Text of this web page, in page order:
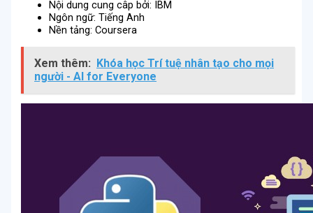
Nội dung cung câp bởi: IBM
Ngôn ngữ: Tiếng Anh
Nền tảng: Coursera
Xem thêm:
Khóa học Trí tuệ nhân tạo cho mọi
người - AI for Everyone